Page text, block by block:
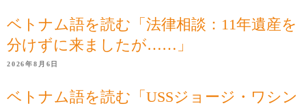
ベトナム語を読む「法律相談：11年遺産を
分けずに来ましたが……」
2026年8月6日
ベトナム語を読む「USSジョージ・ワシン